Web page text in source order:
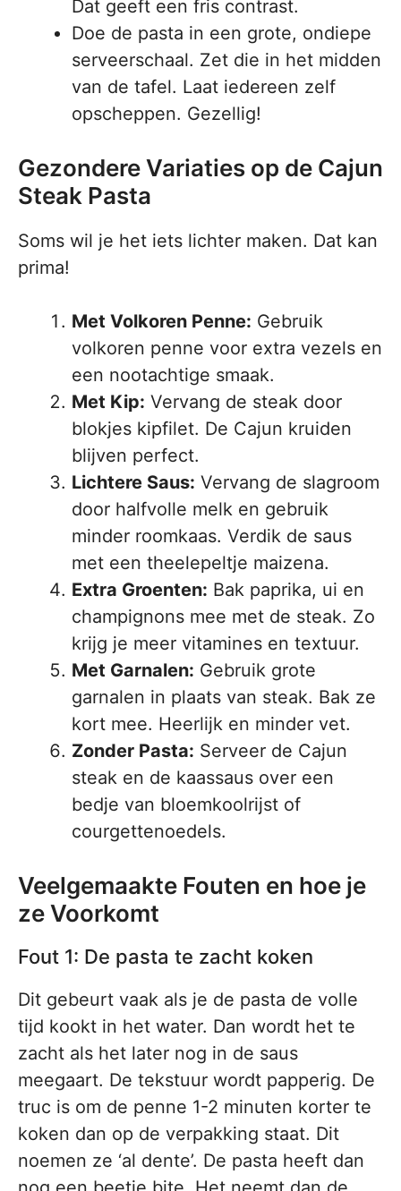
Dat geeft een fris contrast.
Doe de pasta in een grote, ondiepe
serveerschaal. Zet die in het midden
van de tafel. Laat iedereen zelf
opscheppen. Gezellig!
Gezondere Variaties op de Cajun
Steak Pasta
Soms wil je het iets lichter maken. Dat kan
prima!
Met Volkoren Penne: Gebruik
volkoren penne voor extra vezels en
een nootachtige smaak.
Met Kip: Vervang de steak door
blokjes kipfilet. De Cajun kruiden
blijven perfect.
Lichtere Saus: Vervang de slagroom
door halfvolle melk en gebruik
minder roomkaas. Verdik de saus
met een theelepeltje maizena.
Extra Groenten: Bak paprika, ui en
champignons mee met de steak. Zo
krijg je meer vitamines en textuur.
Met Garnalen: Gebruik grote
garnalen in plaats van steak. Bak ze
kort mee. Heerlijk en minder vet.
Zonder Pasta: Serveer de Cajun
steak en de kaassaus over een
bedje van bloemkoolrijst of
courgettenoedels.
Veelgemaakte Fouten en hoe je
ze Voorkomt
Fout 1: De pasta te zacht koken
Dit gebeurt vaak als je de pasta de volle
tijd kookt in het water. Dan wordt het te
zacht als het later nog in de saus
meegaart. De tekstuur wordt papperig. De
truc is om de penne 1-2 minuten korter te
koken dan op de verpakking staat. Dit
noemen ze ‘al dente’. De pasta heeft dan